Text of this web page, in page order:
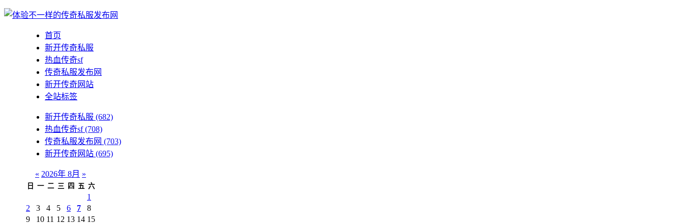
首页
新开传奇私服
热血传奇sf
传奇私服发布网
新开传奇网站
全站标签
新开传奇私服 (682)
热血传奇sf(708)
传奇私服发布网 (703)
新开传奇网站 (695)
« 2026年 8月 »
日 一 二 三 四 五 六
1
2
3 4 5 6 7
8
9
10 11 12 13 14 15